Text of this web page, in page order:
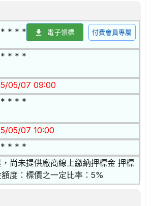
* * * 電子領標 付費會員專屬
* * *
05/07 09:00
* * *
05/07 10:00
* * *
，尚未提供廠商線上繳納押標金 押標
度：標價之一定比率：5%